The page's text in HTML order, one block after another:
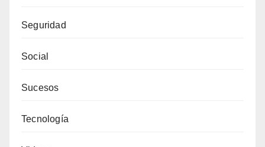
Seguridad
Social
Sucesos
Tecnología